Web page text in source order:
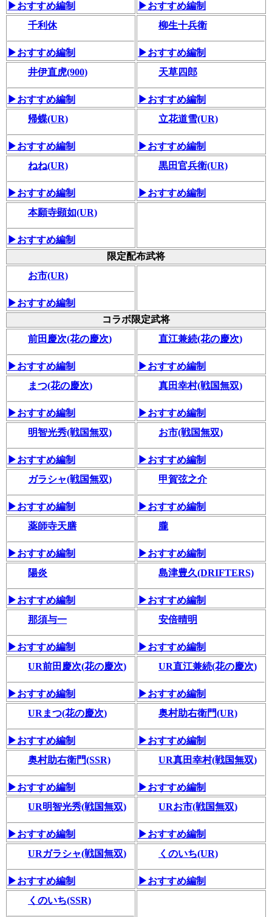
▶おすすめ編制
▶おすすめ編制
千利休
▶おすすめ編制
柳生十兵衛
▶おすすめ編制
井伊直虎(900)
▶おすすめ編制
天草四郎
▶おすすめ編制
帰蝶(UR)
▶おすすめ編制
立花道雪(UR)
▶おすすめ編制
ねね(UR)
▶おすすめ編制
黒田官兵衛(UR)
▶おすすめ編制
本願寺顕如(UR)
▶おすすめ編制
限定配布武将
お市(UR)
▶おすすめ編制
コラボ限定武将
前田慶次(花の慶次)
▶おすすめ編制
直江兼続(花の慶次)
▶おすすめ編制
まつ(花の慶次)
▶おすすめ編制
真田幸村(戦国無双)
▶おすすめ編制
明智光秀(戦国無双)
▶おすすめ編制
お市(戦国無双)
▶おすすめ編制
ガラシャ(戦国無双)
▶おすすめ編制
甲賀弦之介
▶おすすめ編制
薬師寺天膳
▶おすすめ編制
朧
▶おすすめ編制
陽炎
▶おすすめ編制
島津豊久(DRIFTERS)
▶おすすめ編制
那須与一
▶おすすめ編制
安倍晴明
▶おすすめ編制
UR前田慶次(花の慶次)
▶おすすめ編制
UR直江兼続(花の慶次)
▶おすすめ編制
URまつ(花の慶次)
▶おすすめ編制
奥村助右衛門(UR)
▶おすすめ編制
奥村助右衛門(SSR)
▶おすすめ編制
UR真田幸村(戦国無双)
▶おすすめ編制
UR明智光秀(戦国無双)
▶おすすめ編制
URお市(戦国無双)
▶おすすめ編制
URガラシャ(戦国無双)
▶おすすめ編制
くのいち(UR)
▶おすすめ編制
くのいち(SSR)